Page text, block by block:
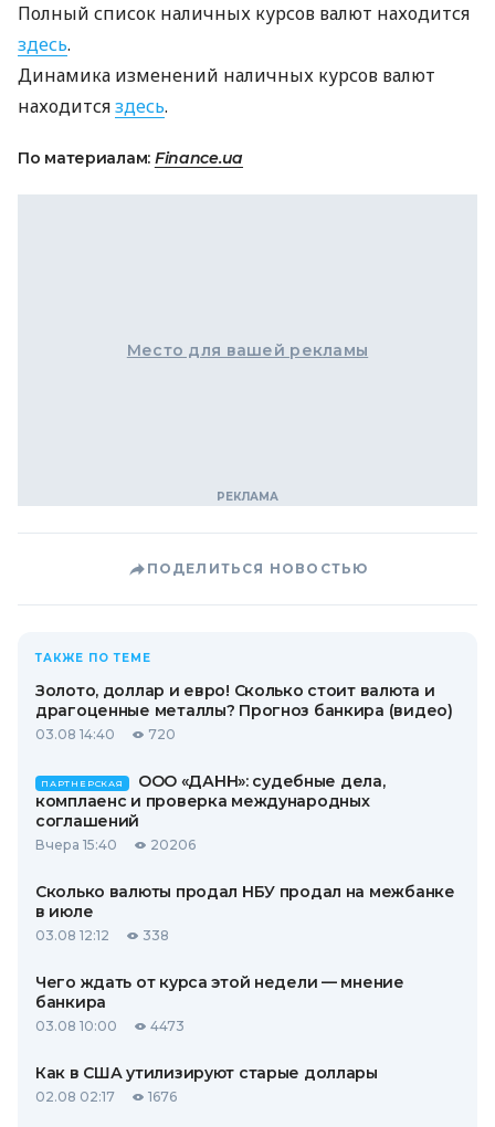
Полный список наличных курсов валют находится
здесь.
Динамика изменений наличных курсов валют
находитсяздесь.
По материалам: Finance.ua
Место для вашей рекламы
ПОДЕЛИТЬСЯ НОВОСТЬЮ
ТАКЖЕ ПО ТЕМЕ
Золото, доллар и евро! Сколько стоит валюта и
драгоценные металлы? Прогноз банкира (видео)
03.08 14:40 720
ПАРТНЕРСКАЯ
ООО «ДАНН»: судебные дела,
комплаенс и проверка международных
соглашений
Вчера 15:40 20206
Сколько валюты продал НБУ продал на межбанке
в июле
03.08 12:12 338
Чего ждать от курса этой недели — мнение
банкира
03.08 10:00 4473
Как в США утилизируют старые доллары
02.08 02:17 1676